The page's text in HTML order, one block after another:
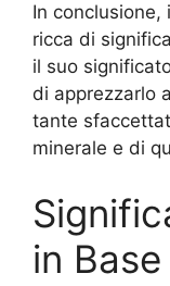
In conclusione,
ricca di
il suo
di apprezzarlo
tante
minerale e di
in